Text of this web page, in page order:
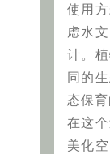
使用
虑水
计。
同的
态保
在这
美化